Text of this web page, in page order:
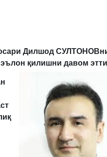
Дилшод
қилишни давом